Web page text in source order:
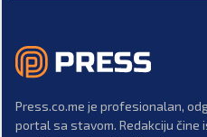
Press.co.me je profesionalan,
portal sa stavom. Redakciju čine